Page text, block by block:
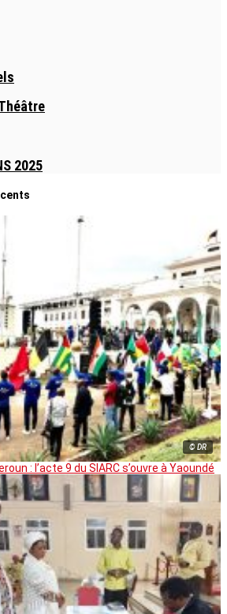
2025
© DR
: l’acte 9 du SIARC s’ouvre à Yaoundé